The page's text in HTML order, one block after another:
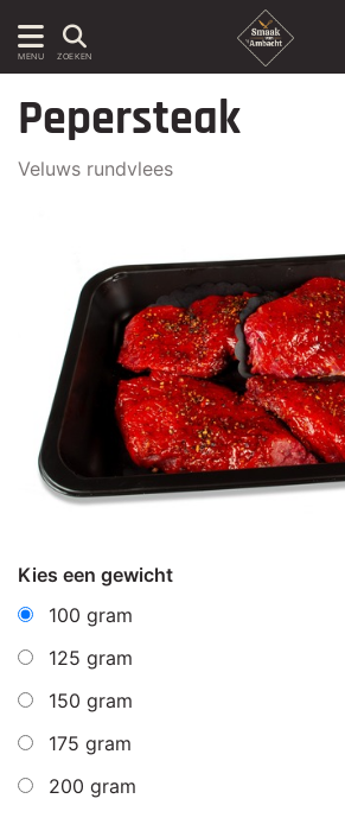
MENU ZOEKEN
Pepersteak
Veluws rundvlees
Kies een gewicht
100 gram
125 gram
150 gram
175 gram
200 gram